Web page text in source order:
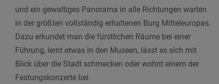
und ein gewaltiges Panorama in alle Richtungen warten
in der größten vollständig erhaltenen Burg Mitteleuropas.
Dazu erkundet man die fürstlichen Räume bei einer
Führung, lernt etwas in den Museen, lässt es sich mit
Blick über die Stadt schmecken oder wohnt einem der
Festungskonzerte bei.